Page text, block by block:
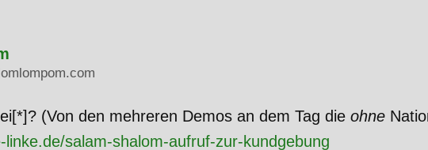
(Von den mehreren Demos an dem Tag die ohne
linke.de/salam-shalom-aufruf-zur-kundgebung